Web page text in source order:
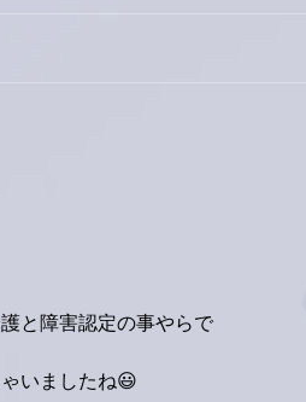
と障害認定の事やらで
いましたね😃